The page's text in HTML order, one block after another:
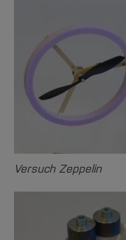
Versuch Zeppelin